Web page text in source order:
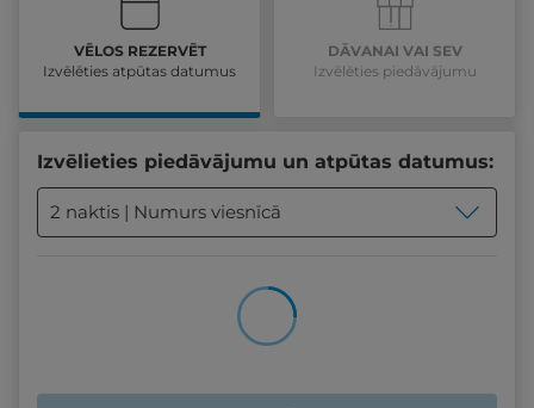
VĒLOS REZERVĒT
Izvēlēties atpūtas datumus
DĀVANAI VAI SEV
Izvēlēties piedāvājumu
Izvēlieties piedāvājumu un atpūtas datumus:
2 naktis | Numurs viesnīcā